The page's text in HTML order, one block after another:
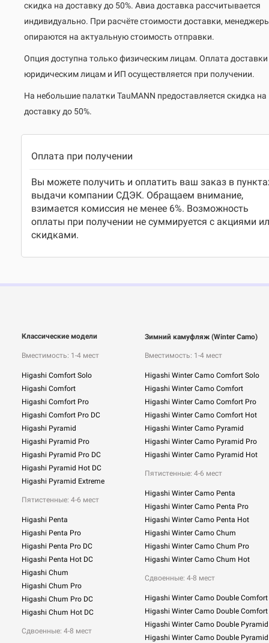
скидка на доставку до 50%. Авиа доставка рассчитывается
индивидуально. При расчёте стоимости доставки,
опираются на актуальную стоимость отправки.
Опция доступна только физическим лицам. Оплата доставки
юридическим лицам и ИП осуществляется при получении.
На небольшие палатки TauMANN предоставляется скидка на
доставку до 50%.
Оплата при получении
Вы можете получить и оплатить ваш заказ в
выдачи компании СДЭК. Обращаем внимание,
взимается комиссия не менее 6%. Возможность
оплаты при получении не суммируется с акциями
скидками.
Классические модели
Вместимость: 1-4 мест
Higashi Comfort Solo
Higashi Comfort
Higashi Comfort Pro
Higashi Comfort Pro DC
Higashi Pyramid
Higashi Pyramid Pro
Higashi Pyramid Pro DC
Higashi Pyramid Hot DC
Higashi Pyramid Extreme
Пятистенные: 4-6 мест
Higashi Penta
Higashi Penta Pro
Higashi Penta Pro DC
Higashi Penta Hot DC
Higashi Chum
Higashi Chum Pro
Higashi Chum Pro DC
Higashi Chum Hot DC
Сдвоенные: 4-8 мест
Зимний камуфляж (Winter Camo)
Вместимость: 1-4 мест
Higashi Winter Camo Comfort Solo
Higashi Winter Camo Comfort
Higashi Winter Camo Comfort Pro
Higashi Winter Camo Comfort Hot
Higashi Winter Camo Pyramid
Higashi Winter Camo Pyramid Pro
Higashi Winter Camo Pyramid Hot
Пятистенные: 4-6 мест
Higashi Winter Camo Penta
Higashi Winter Camo Penta Pro
Higashi Winter Camo Penta Hot
Higashi Winter Camo Chum
Higashi Winter Camo Chum Pro
Higashi Winter Camo Chum Hot
Сдвоенные: 4-8 мест
Higashi Winter Camo Double Comfort
Higashi Winter Camo Double
Higashi Winter Camo Double Pyramid
Higashi Winter Camo Double